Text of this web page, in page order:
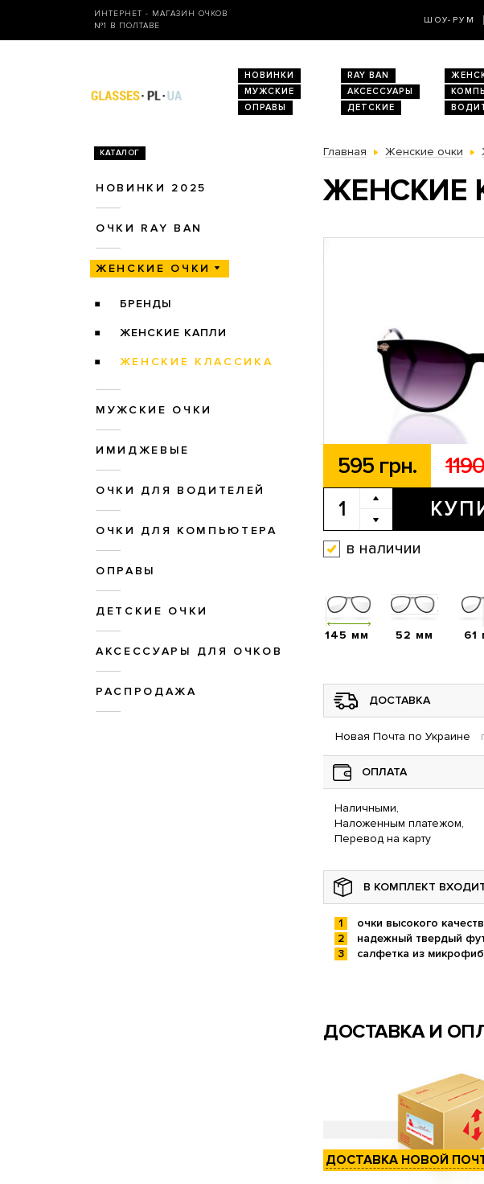
ИНТЕРНЕТ - МАГАЗИН ОЧКОВ
№1 В ПОЛТАВЕ
ШОУ-РУМ
НОВИНКИ RAY BAN
МУЖСКИЕ
АКСЕССУАРЫ
ОПРАВЫ
ДЕТСКИЕ
КАТАЛОГ
НОВИНКИ 2025
ОЧКИ RAY BAN
ЖЕНСКИЕ ОЧКИ
БРЕНДЫ
ЖЕНСКИЕ КАПЛИ
ЖЕНСКИЕ КЛАССИКА
МУЖСКИЕ ОЧКИ
ИМИДЖЕВЫЕ
ОЧКИ ДЛЯ ВОДИТЕЛЕЙ
ОЧКИ ДЛЯ КОМПЬЮТЕРА
ОПРАВЫ
ДЕТСКИЕ ОЧКИ
АКСЕССУАРЫ ДЛЯ ОЧКОВ
РАСПРОДАЖА
Главная Женские очки
ЖЕНСКИЕ
595 грн.
в наличии
145 мм 52 мм 61
ДОСТАВКА
Новая Почта по Украине
ОПЛАТА
Наличными,
Наложенным платежом,
Перевод на карту
В КОМПЛЕКТ
очки высокого
надежный твердый
салфетка из
ДОСТАВКА И
ДОСТАВКА НОВОЙ